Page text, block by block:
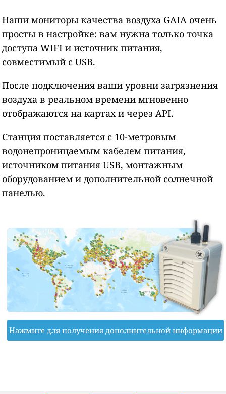
Наши мониторы качества воздуха GAIA очень
просты в настройке: вам нужна только точка
доступа WIFI и источник питания,
совместимый с USB.
После подключения ваши уровни загрязнения
воздуха в реальном времени мгновенно
отображаются на картах и через API.
Станция поставляется с 10-метровым
водонепроницаемым кабелем питания,
источником питания USB, монтажным
оборудованием и дополнительной солнечной
панелью.
Нажмите для получения дополнительной информации